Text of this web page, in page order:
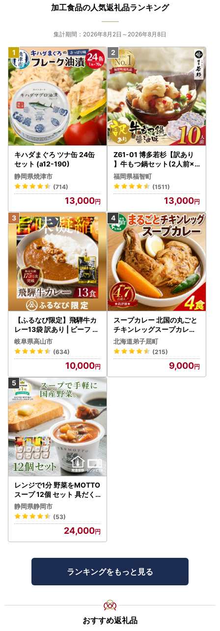
加工食品の人気返礼品ランキング
集計期間：2026年8月2日～2026年8月8日
キハダまぐろ ツナ缶 24缶
セット (a12-190)
静岡県焼津市
(714)
13,000
Z61-01 博多若杉【訳あり
】牛もつ鍋セット(2人前×5
) 10人前 もつ鍋
福岡県福智町
(1511)
13,000
【ふるなび限定】飛騨牛カ
レー13袋 訳あり | ビーフ レ
トルト 訳あり DC006-CP
01 FN-Limited-VO
岐阜県高山市
(634)
10,000
スープカレー 北国の丸ごと
チキンレッグスープカレー
4個 3739
北海道弟子屈町
(215)
9,000
レンジで1分 野菜をMOTTO
スープ 12個 セット 具だく
さんスープ 朝食 惣菜 国産
野菜 常温保存
静岡県静岡市
(53)
24,000
ランキングをもっと見る
おすすめ返礼品